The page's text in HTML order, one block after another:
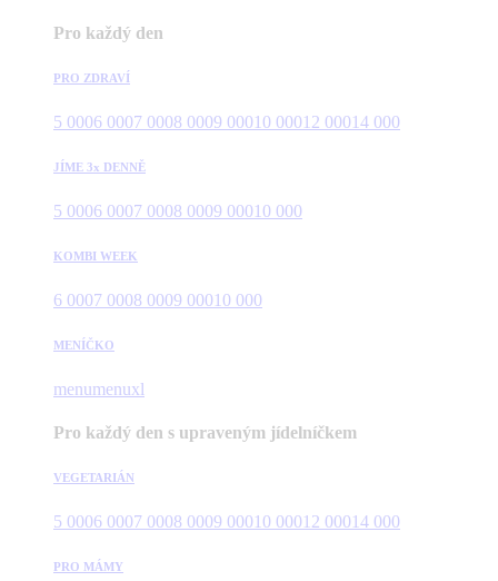
Pro každý den
PRO ZDRAVÍ
5 0006 0007 0008 0009 00010 00012 00014 000
JÍME 3x DENNĚ
5 0006 0007 0008 0009 00010 000
KOMBI WEEK
6 0007 0008 0009 00010 000
MENÍČKO
menumenuxl
Pro každý den s upraveným jídelníčkem
VEGETARIÁN
5 0006 0007 0008 0009 00010 00012 00014 000
PRO MÁMY